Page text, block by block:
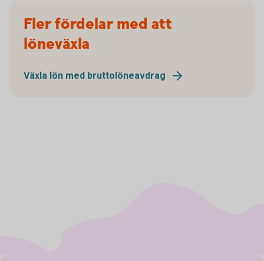
Fler fördelar med att
löneväxla
Växla lön med bruttolöneavdrag